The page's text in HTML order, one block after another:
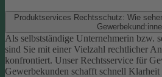
Produktservices Rechtsschutz: Wie
Als selbstständige Unternehmerin bzw.
sind Sie mit einer Vielzahl rechtlicher
konfrontiert. Unser Rechtsservice für
Gewerbekunden schafft schnell Klarheit